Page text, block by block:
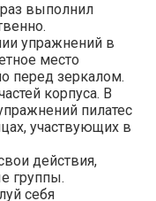
выполнил
упражнений в
место
перед зеркалом.
корпуса. В
пилатес
участвующих в
действия,
группы.
себя